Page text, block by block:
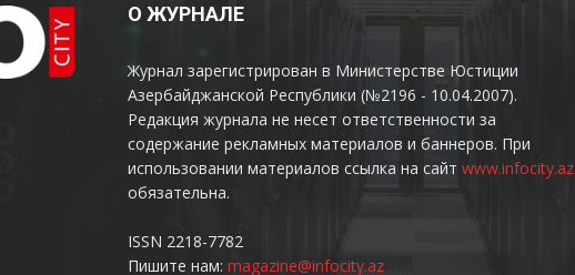
О ЖУРНАЛЕ
Журнал зарегистрирован в Министерстве Юстиции
Азербайджанской Республики (№2196 - 10.04.2007).
Редакция журнала не несет ответственности за
содержание рекламных материалов и баннеров. При
использовании материалов ссылка на сайт www.infocity.az
обязательна.
ISSN 2218-7782
Пишите нам: magazine@infocity.az